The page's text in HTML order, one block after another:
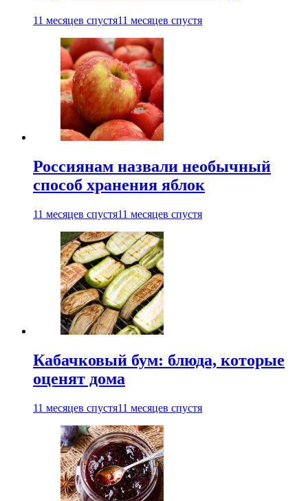
11 месяцев спустя11 месяцев спустя
Россиянам назвали необычный
способ хранения яблок
11 месяцев спустя11 месяцев спустя
Кабачковый бум: блюда, которые
оценят дома
11 месяцев спустя11 месяцев спустя